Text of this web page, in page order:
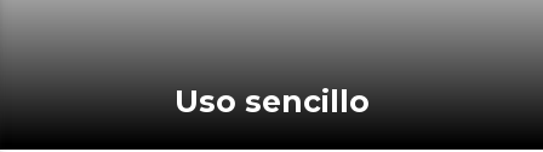
Uso sencillo